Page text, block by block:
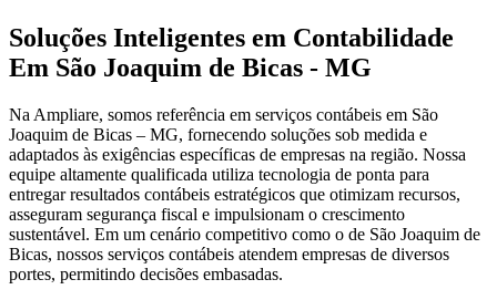
Soluções Inteligentes em Contabilidade
Em São Joaquim de Bicas - MG
Na Ampliare, somos referência em serviços contábeis em São
Joaquim de Bicas – MG, fornecendo soluções sob medida e
adaptados às exigências específicas de empresas na região. Nossa
equipe altamente qualificada utiliza tecnologia de ponta para
entregar resultados contábeis estratégicos que otimizam recursos,
asseguram segurança fiscal e impulsionam o crescimento
sustentável. Em um cenário competitivo como o de São Joaquim de
Bicas, nossos serviços contábeis atendem empresas de diversos
portes, permitindo decisões embasadas.